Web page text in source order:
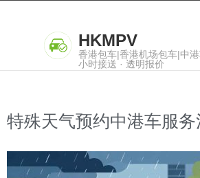
HKMPV
香港包车|香港机场包车|中
小时接送 · 透明报价
特殊天气预约中港车服